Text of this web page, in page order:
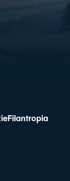
Filantropia